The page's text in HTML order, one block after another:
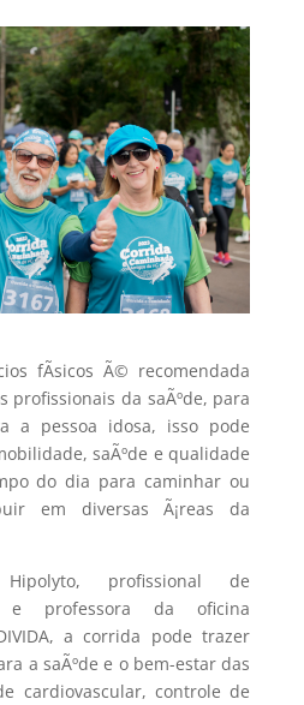
fÃ­sicos Ã© recomendada
profissionais da saÃºde, para
a pessoa idosa, isso pode
saÃºde e qualidade
do dia para caminhar ou
em diversas Ã¡reas da
profissional de
e professora da oficina
a corrida pode trazer
a saÃºde e o bem-estar das
cardiovascular, controle de